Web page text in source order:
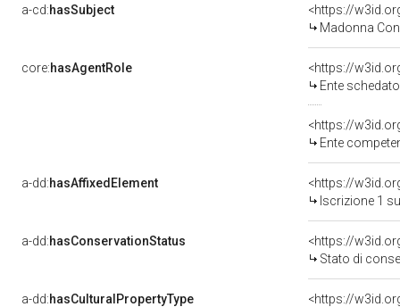
a-cd:hasSubject
<https://
Madonna
core:hasAgentRole
<https://
Ente schedatore del
<https://
Ente
a-dd:hasAffixedElement
<https://
Iscrizione 1
a-dd:hasConservationStatus
<https://
Stato di
a-dd:hasCulturalPropertyType
<https://